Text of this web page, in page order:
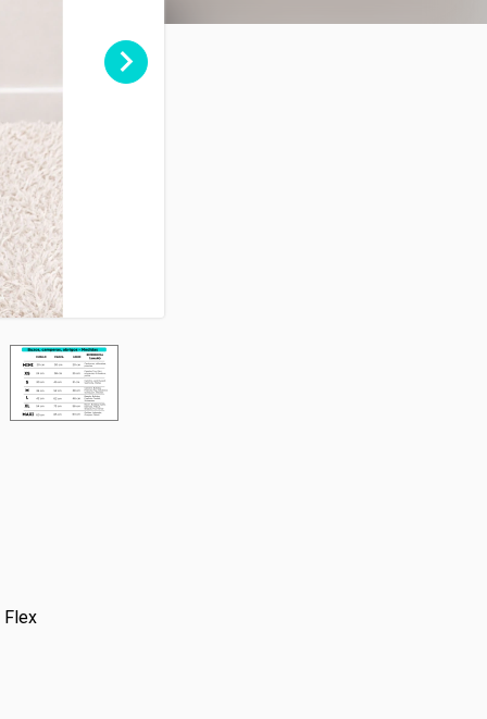
Flex